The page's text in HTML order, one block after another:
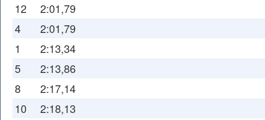
12
2:01,79
4
2:01,79
1
2:13,34
5
2:13,86
8
2:17,14
10
2:18,13